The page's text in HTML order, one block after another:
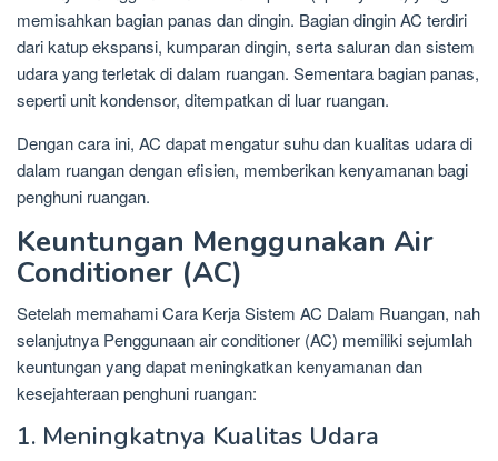
memisahkan bagian panas dan dingin. Bagian dingin AC terdiri
dari katup ekspansi, kumparan dingin, serta saluran dan sistem
udara yang terletak di dalam ruangan. Sementara bagian panas,
seperti unit kondensor, ditempatkan di luar ruangan.
Dengan cara ini, AC dapat mengatur suhu dan kualitas udara di
dalam ruangan dengan efisien, memberikan kenyamanan bagi
penghuni ruangan.
Keuntungan Menggunakan Air
Conditioner (AC)
Setelah memahami Cara Kerja Sistem AC Dalam Ruangan, nah
selanjutnya Penggunaan air conditioner (AC) memiliki sejumlah
keuntungan yang dapat meningkatkan kenyamanan dan
kesejahteraan penghuni ruangan:
1. Meningkatnya Kualitas Udara